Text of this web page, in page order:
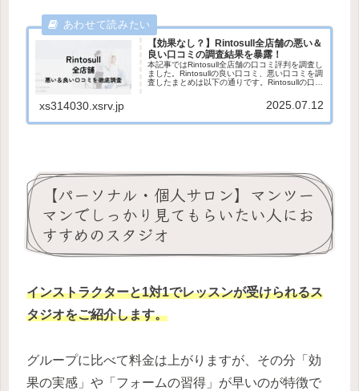
【効果なし？】Rintosull全店舗の悪い＆
良い口コミの調査結果を暴露！
本記事ではRintosull全店舗の口コミ評判を調査し
ました。Rintosullの良い口コミ、悪い口コミを調
査したまとめは以下の通りです。Rintosullの口コ
やすい・インストラクターの指導が丁寧...
xs314030.xsrv.jp 2025.07.12
【パーソナル・個人サロン】マンツー
マンでしっかり見てもらいたい人にお
すすめのスタジオ
インストラクターと1対1でレッスンが受けられるス
タジオをご紹介します。
グループに比べて料金は上がりますが、その分「効
果の実感」や「フォームの習得」が早いのが特徴で